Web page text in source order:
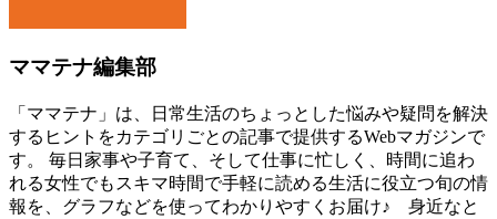
ママテナ編集部
「ママテナ」は、日常生活のちょっとした悩みや疑問を解決
するヒントをカテゴリごとの記事で提供するWebマガジンで
す。 毎日家事や子育て、そして仕事に忙しく、時間に追わ
れる女性でもスキマ時間で手軽に読める生活に役立つ旬の情
報を、グラフなどを使ってわかりやすくお届け♪ 身近なと